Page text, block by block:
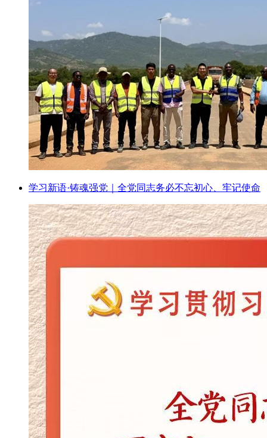
学习新语·铸魂强党｜全党同志务必不忘初心、牢记使命